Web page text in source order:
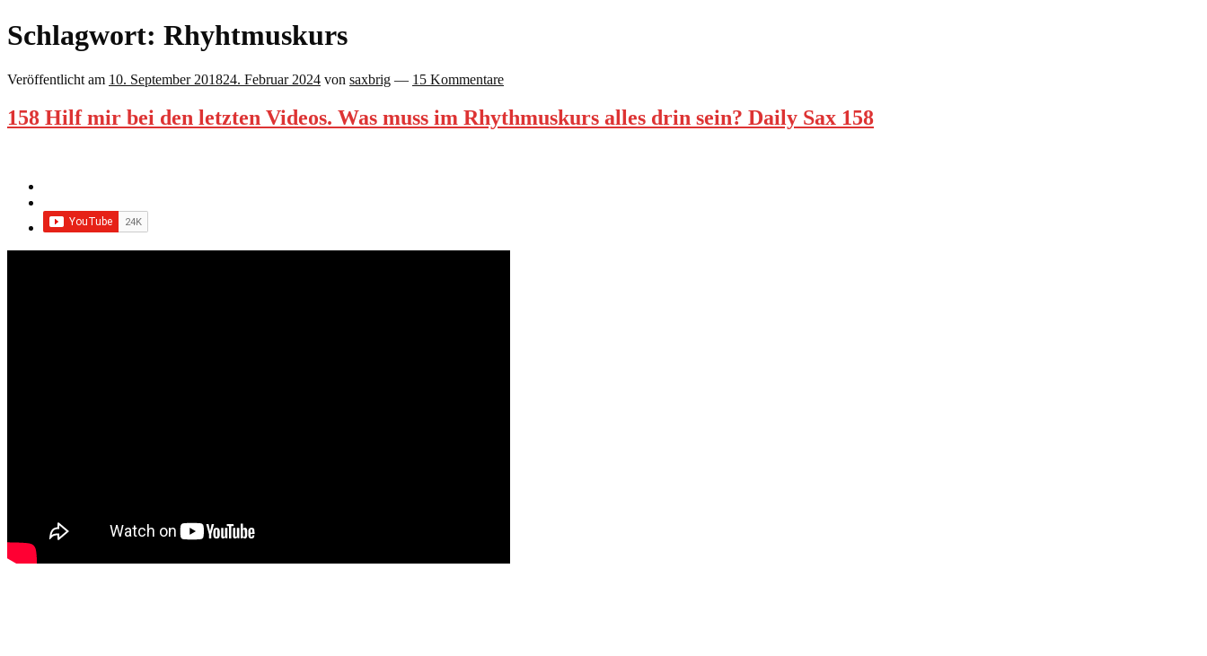
Schlagwort: Rhyhtmuskurs
Veröffentlicht am 10. September 201824. Februar 2024 von saxbrig — 15 Kommentare
158 Hilf mir bei den letzten Videos. Was muss im Rhythmuskurs alles drin sein? Daily Sax 158